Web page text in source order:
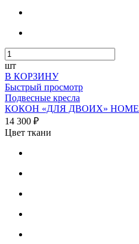
шт
В КОРЗИНУ
Быстрый просмотр
Подвесные кресла
КОКОН «ДЛЯ ДВОИХ» HOME
14 300 ₽
Цвет ткани